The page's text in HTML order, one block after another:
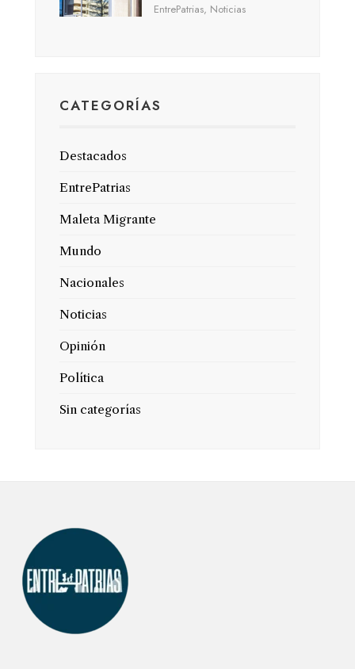
EntrePatrias, Noticias
CATEGORÍAS
Destacados
EntrePatrias
Maleta Migrante
Mundo
Nacionales
Noticias
Opinión
Política
Sin categorías